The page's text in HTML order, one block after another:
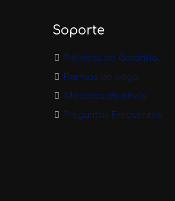
Soporte
Políticas de Garantía
Formas de pago
Métodos de envío
Preguntas Frecuentes